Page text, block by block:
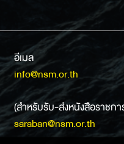
อีเมล
info@nsm.or.th
(สำหรับรับ-ส่งหนังสือราชกา
saraban@nsm.or.th